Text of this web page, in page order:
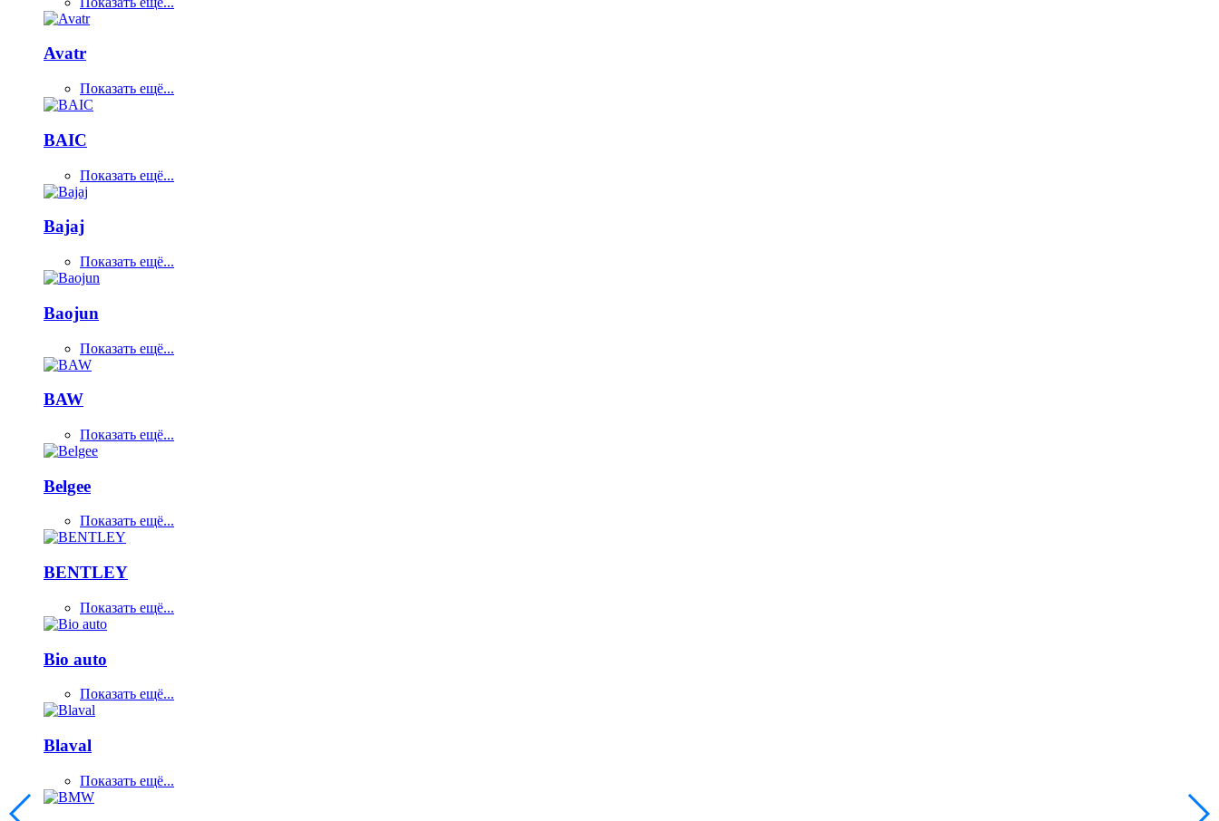
Avatr
Показать ещё...
BAIC
Показать ещё...
Bajaj
Показать ещё...
Baojun
Показать ещё...
BAW
Показать ещё...
Belgee
Показать ещё...
BENTLEY
Показать ещё...
Bio auto
Показать ещё...
Blaval
Показать ещё...